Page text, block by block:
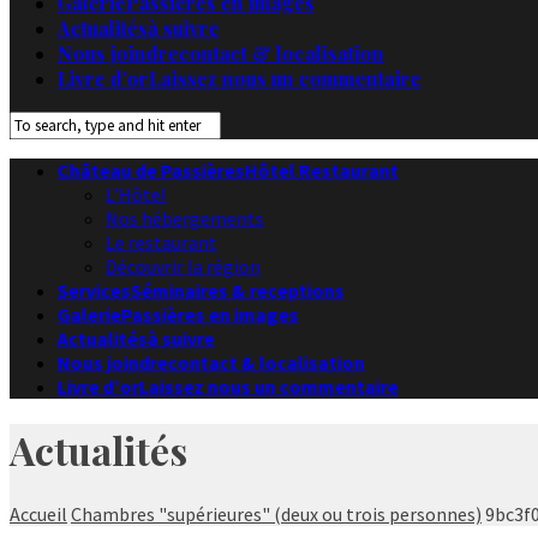
Actualitésà suivre
Nous joindrecontact & localisation
Livre d’orLaissez nous un commentaire
Château de PassièresHôtel Restaurant
L’Hôtel
Nos hébergements
Le restaurant
Découvrir la région
ServicesSéminaires & receptions
GaleriePassières en images
Actualitésà suivre
Nous joindrecontact & localisation
Livre d’orLaissez nous un commentaire
Actualités
Accueil Chambres "supérieures" (deux ou trois personnes)